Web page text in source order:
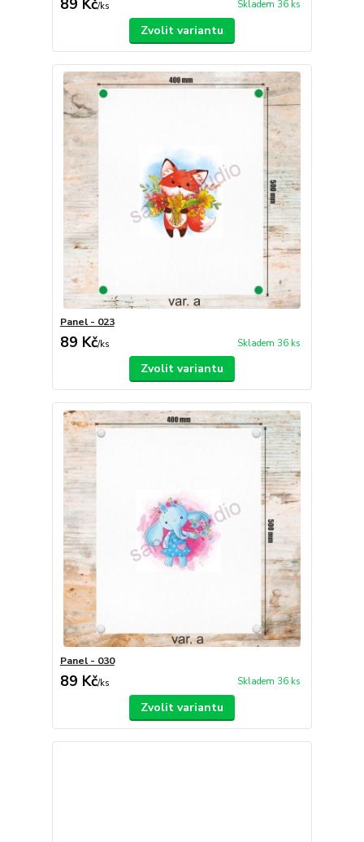
89 Kč/ks Skladem 36 ks
Zvolit variantu
Panel - 023
89 Kč/ks Skladem 36 ks
Zvolit variantu
Panel - 030
89 Kč/ks Skladem 36 ks
Zvolit variantu